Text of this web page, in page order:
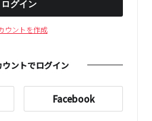
ログイン
ウントを作成
ントでログイン
Facebook